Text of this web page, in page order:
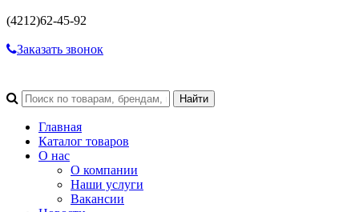
(4212)62-45-92
Заказать звонок
Главная
Каталог товаров
О нас
О компании
Наши услуги
Вакансии